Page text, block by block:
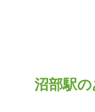
沼部駅